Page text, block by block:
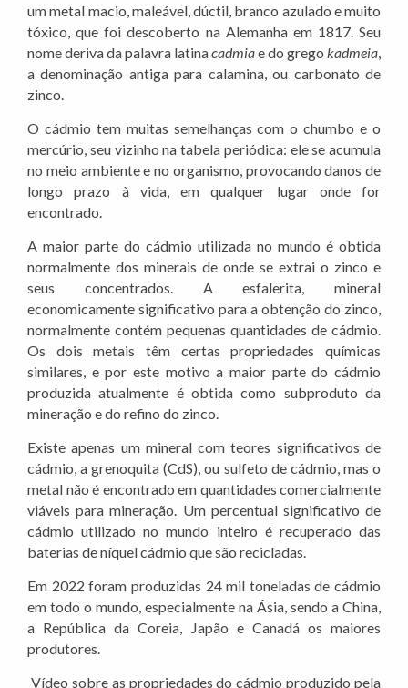
um metal macio, maleável, dúctil, branco azulado e muito
tóxico, que foi descoberto na Alemanha em 1817. Seu
nome deriva da palavra latinacadmiae do grego kadmeia
a denominação antiga para calamina, ou carbonato de
zinco.
O cádmio tem muitas semelhanças com o chumbo e o
mercúrio, seu vizinho na tabela periódica: ele se acumula
no meio ambiente e no organismo, provocando danos de
longo prazo à vida, em qualquer lugar onde for
encontrado.
A maior parte do cádmio utilizada no mundo é obtida
normalmente dos minerais de onde se extrai o zinco e
seus concentrados. A esfalerita, mineral
economicamente significativo para a obtenção do zinco,
normalmente contém pequenas quantidades de cádmio.
Os dois metais têm certas propriedades químicas
similares, e por este motivo a maior parte do cádmio
produzida atualmente é obtida como subproduto da
mineração e do refino do zinco.
Existe apenas um mineral com teores significativos de
cádmio, a grenoquita (CdS), ou sulfeto de cádmio, mas o
metal não é encontrado em quantidades comercialmente
viáveis para mineração. Um percentual significativo de
cádmio utilizado no mundo inteiro é recuperado das
baterias de níquel cádmio que são recicladas.
Em 2022 foram produzidas 24 mil toneladas de cádmio
em todo o mundo, especialmente na Ásia, sendo a China,
a República da Coreia, Japão e Canadá os maiores
produtores.
Vídeo sobre as propriedades do cádmio produzido pela